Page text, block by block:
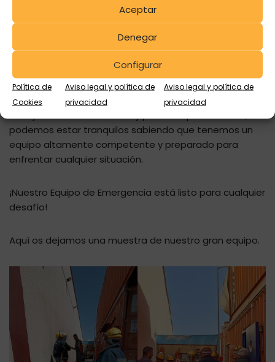
Aceptar
Denegar
Configurar
Política de
Cookies
Aviso legal y política de
privacidad
Aviso legal y política de
privacidad
Si bien esperamos que nunca se presenten situaciones
de emergencia en nuestrasinstalaciones
que
garantizar la seguridady el bienestar de todos.
Nuestro Equipo de Emergencia ha demostrado un
compromiso excepcional al participar activamente en
podemos estar tranquilos sabiendo que tenemos un
equipo altamente competente y preparado para
enfrentar cualquier situación.
¡Nuestro Equipo de Emergencia está listo para cualquier
desafío!
Aquí os dejamos una muestra de nuestro gran equipo.